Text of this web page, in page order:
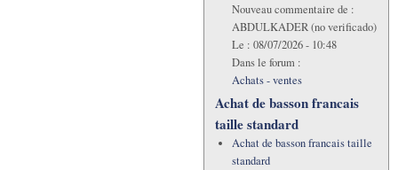
Nouveau commentaire de :
ABDULKADER (no verificado)
Le : 08/07/2026 - 10:48
Dans le forum :
Achats - ventes
Achat de basson francais
taille standard
Achat de basson francais taille
standard